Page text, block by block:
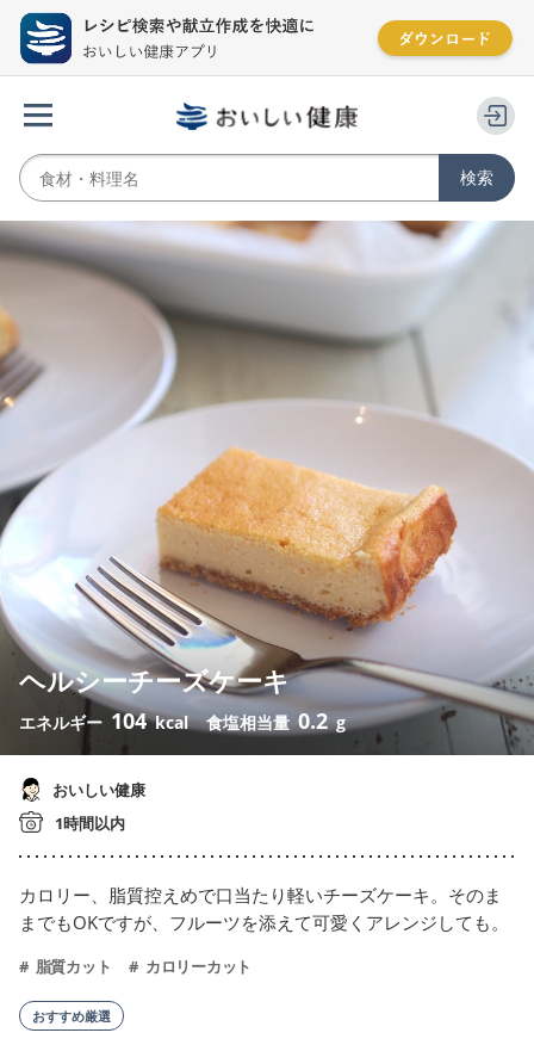
ヘルシーチーズケーキ
エネルギー 104 kcal 食塩相当量0.2 g
おいしい健康
1時間以内
カロリー、脂質控えめで口当たり軽いチーズケーキ。そのま
までもOKですが、フルーツを添えて可愛くアレンジしても。
脂質カット カロリーカット
おすすめ厳選